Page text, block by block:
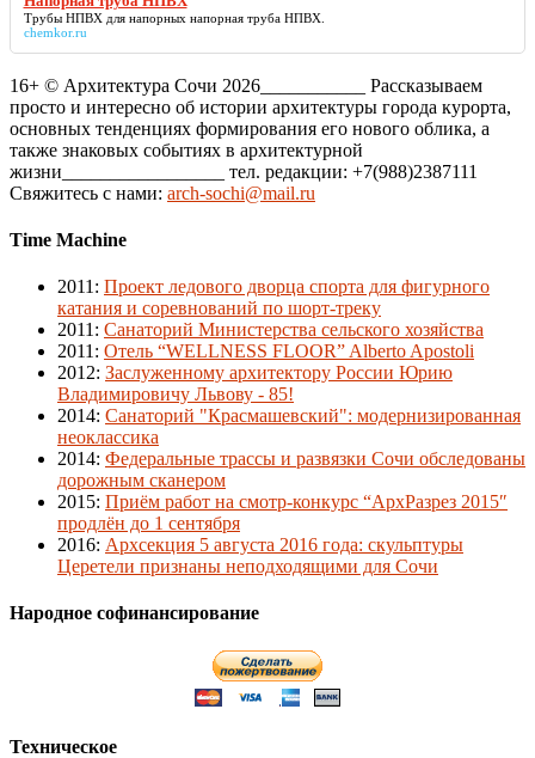
Трубы НПВХ для напорных напорная труба НПВХ.
chemkor.ru
16+ © Архитектура Сочи 2026___________ Рассказываем
просто и интересно об истории архитектуры города курорта,
основных тенденциях формирования его нового облика, а
также знаковых событиях в архитектурной
жизни_________________ тел. редакции: +7(988)2387111
Свяжитесь с нами: arch-sochi@mail.ru
Time Machine
2011 : Проект ледового дворца спорта для фигурного
катания и соревнований по шорт-треку
2011 : Санаторий Министерства сельского хозяйства
2011 : Отель “WELLNESS FLOOR” Alberto Apostoli
2012: Заслуженному архитектору России Юрию
Владимировичу Львову - 85!
2014: Санаторий "Красмашевский": модернизированная
неоклассика
2014: Федеральные трассы и развязки Сочи обследованы
дорожным сканером
2015: Приём работ на смотр-конкурс “АрхРазрез 2015″
продлён до 1 сентября
2016: Архсекция 5 августа 2016 года: скульптуры
Церетели признаны неподходящими для Сочи
Народное софинансирование
Техническое